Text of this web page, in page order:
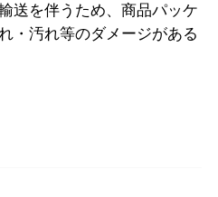
送を伴うため、商品パッケ
・汚れ等のダメージがある